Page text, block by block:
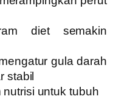
diet semakin
gula darah
stabil
untuk tubuh